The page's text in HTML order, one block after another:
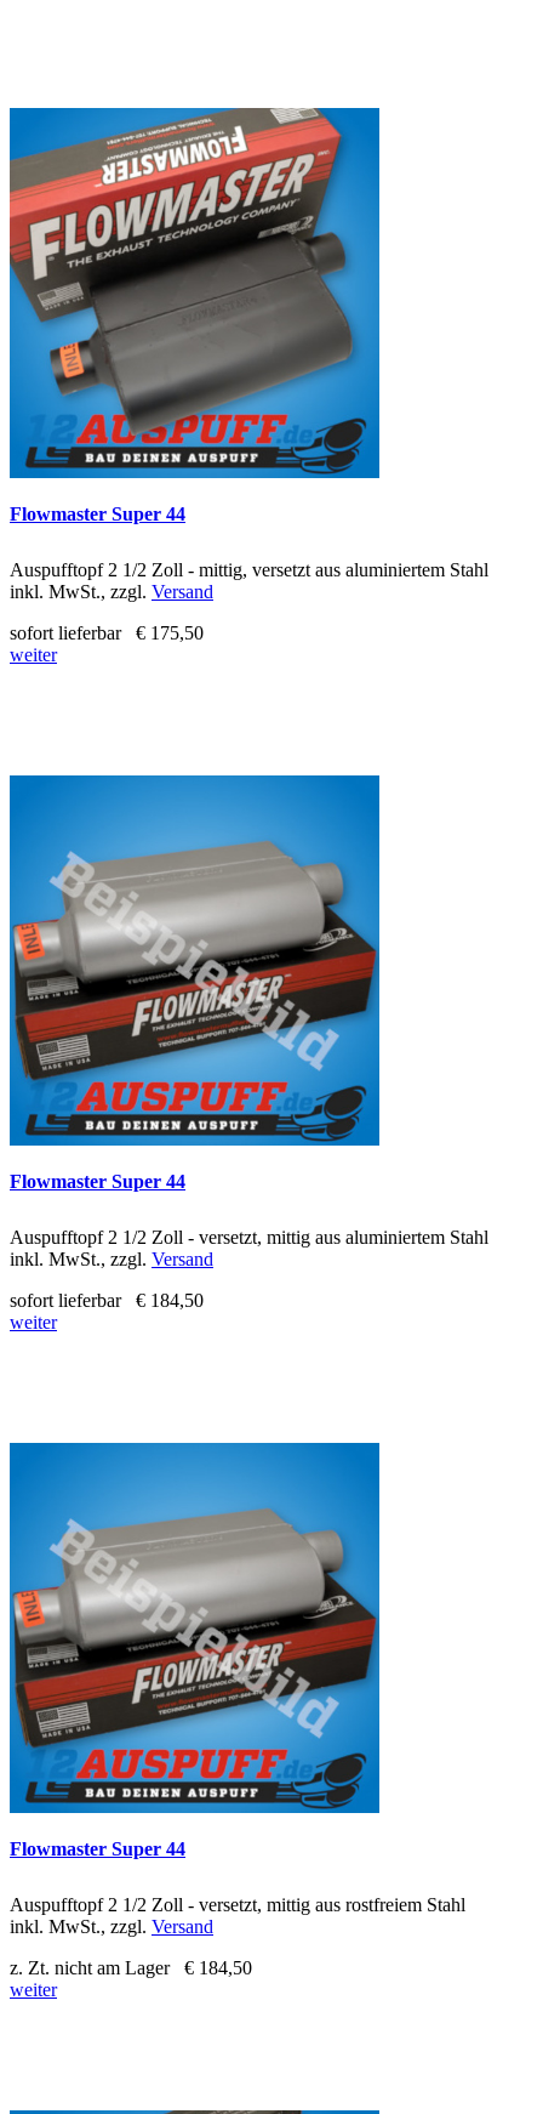
Flowmaster Super 44
Auspufftopf 2 1/2 Zoll - mittig, versetzt aus aluminiertem Stahl
inkl. MwSt., zzgl. Versand
sofort lieferbar
€ 175,50
weiter
Flowmaster Super 44
Auspufftopf 2 1/2 Zoll - versetzt, mittig aus aluminiertem Stahl
inkl. MwSt., zzgl. Versand
sofort lieferbar
€ 184,50
weiter
Flowmaster Super 44
Auspufftopf 2 1/2 Zoll - versetzt, mittig aus rostfreiem Stahl
inkl. MwSt., zzgl. Versand
z. Zt. nicht am Lager
€ 184,50
weiter